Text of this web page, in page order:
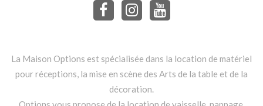
La Maison Options est spécialisée dans la location de matériel
pour réceptions, la mise en scène des Arts de la table et de la
décoration.